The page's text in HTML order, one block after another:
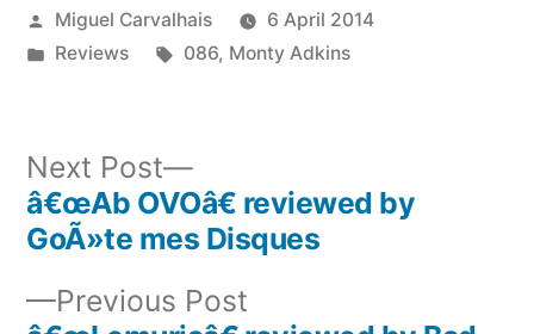
Posted
by
Miguel Carvalhais
6 April 2014
Posted
Reviews Tags:
086, Monty Adkins
Post
navigation
Previous Post
Next Post
Next
post:
â€œAb OVOâ€ reviewed by
GoÃ»te mes Disques